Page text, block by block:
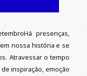
presenças,
nossa história e se
Atravessar o tempo
inspiração, emoção